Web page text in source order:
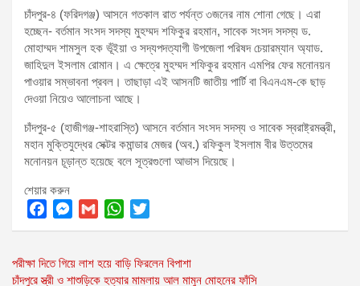
চাঁদপুর-৪ (ফরিদগঞ্জ) আসনে গতকাল রাত পর্যন্ত ৩জনের নাম শোনা গেছে। এরা
হচ্ছেন- বর্তমান সংসদ সদস্য মুহম্মদ শফিকুর রহমান, সাবেক সংসদ সদস্য ড.
মোহাম্মদ শামসুল হক ভূঁইয়া ও সদ্যপদত্যাগী উপজেলা পরিষদ চেয়ারম্যান অ্যাড.
জাহিদুল ইসলাম রোমান। এ ক্ষেত্রে মুহম্মদ শফিকুর রহমান এমপির ফের মনোনয়ন
পাওয়ার সম্ভাবনা প্রবল। তাছাড়া এই আসনটি জাতীয় পার্টি বা বিএনএম-কে ছাড়
দেওয়া নিয়েও আলোচনা আছে।
চাঁদপুর-৫ (হাজীগঞ্জ-শাহরাস্তি) আসনে বর্তমান সংসদ সদস্য ও সাবেক স্বরাষ্ট্রমন্ত্রী,
মহান মুক্তিযুদ্ধের সেক্টর কমান্ডার মেজর (অব.) রফিকুল ইসলাম বীর উত্তমের
মনোনয়ন চূড়ান্ত হয়েছে বলে সূত্রগুলো আভাস দিয়েছে।
শেয়ার করুন
F
c
M
s
G
a
W
a
T
i
Post
পরীক্ষা দিতে গিয়ে লাশ হয়ে বাড়ি ফিরলেন বিপাশা
চাঁদপুরে স্ত্রী ও শাশুড়িকে হত্যার মামলায় আল মামুন মোহনের ফাঁসি